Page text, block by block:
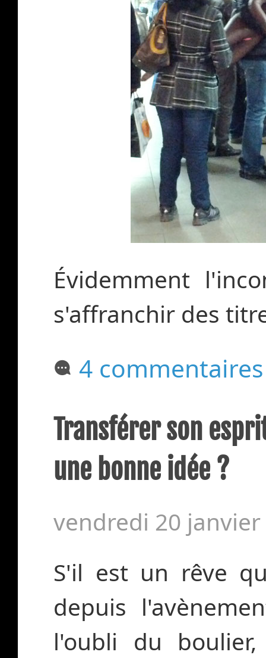
Évidemment
s'affranchir des
4
Transférer son
une bonne idée ?
vendredi 20
S'il est un rêve
depuis
l'oubli du